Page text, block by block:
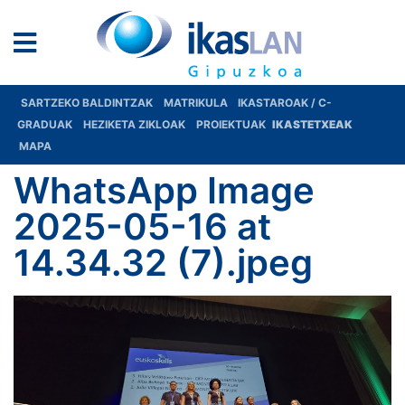
SARTZEKO BALDINTZAK MATRIKULA
IKASTAROAK / C-
GRADUAK
HEZIKETA ZIKLOAK PROIEKTUAK IKASTETXEAK
MAPA
WhatsApp Image
2025-05-16 at
14.34.32 (7).jpeg